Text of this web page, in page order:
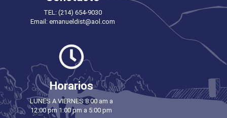
TEL: (214) 654-9030
Email: emanueldist@aol.com
Horarios
LUNES A VIERNES 8:00 am a
12:00 pm 1:00 pm a 5:00 pm